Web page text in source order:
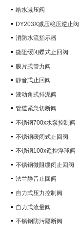
给水减压阀
DY203X减压稳压逆止阀
消防水流指示器
微阻缓闭蝶式止回阀
膜片式管力阀
静音式止回阀
液动角式排泥阀
管道紧急切断阀
不锈钢700x水泵控制阀
不锈钢缓闭式止回阀
不锈钢100x遥控浮球阀
不锈钢微阻缓闭止回阀
法兰静音止回阀
自力式压力控制阀
自力式流量阀
不锈钢防污隔断阀